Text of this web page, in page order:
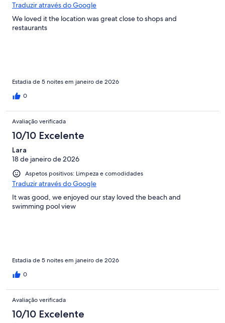
Traduzir através do Google
We loved it the location was great close to shops and
restaurants
Estadia de 5 noites em janeiro de 2026
0
Avaliação verificada
10/10 Excelente
Lara
18 de janeiro de 2026
Aspetos positivos: Limpeza e comodidades
Traduzir através do Google
It was good, we enjoyed our stay loved the beach and
swimming pool view
Estadia de 5 noites em janeiro de 2026
0
Avaliação verificada
10/10 Excelente